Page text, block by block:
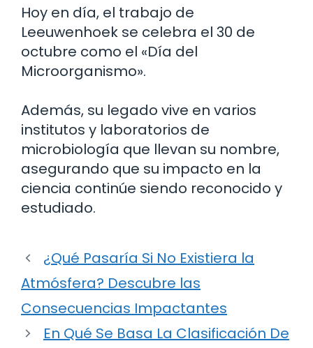
Hoy en día, el trabajo de
Leeuwenhoek se celebra el 30 de
octubre como el «Día del
Microorganismo».
Además, su legado vive en varios
institutos y laboratorios de
microbiología que llevan su nombre,
asegurando que su impacto en la
ciencia continúe siendo reconocido y
estudiado.
¿Qué Pasaría Si No Existiera la
Atmósfera? Descubre las
Consecuencias Impactantes
En Qué Se Basa La Clasificación De